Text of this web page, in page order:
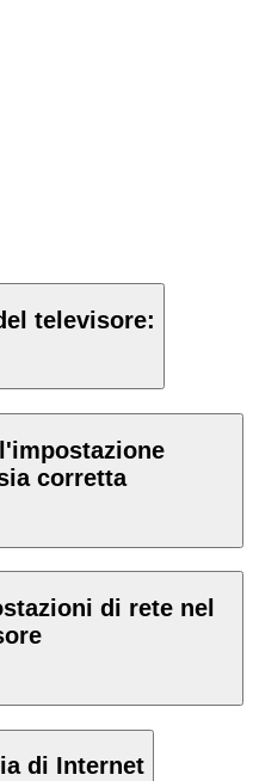
televisore:
corretta
di rete nel
di Internet